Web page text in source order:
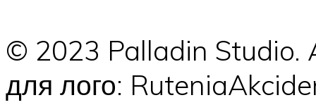
© 2023 Palladin
для лого: